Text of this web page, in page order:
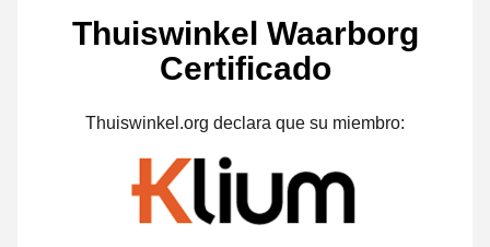
Thuiswinkel Waarborg
Certificado
Thuiswinkel.org declara que su miembro: